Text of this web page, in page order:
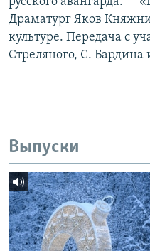
Драматург Яков
культуре. Передача с
Стреляного, С. Бардина
Выпуски